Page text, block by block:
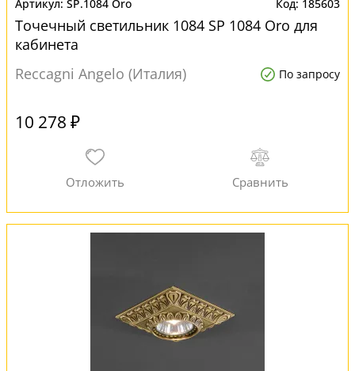
SP.1084 Oro 185603
Точечный светильник 1084 SP 1084 Oro для
кабинета
Reccagni Angelo (Италия)
По запросу
10 278 ₽